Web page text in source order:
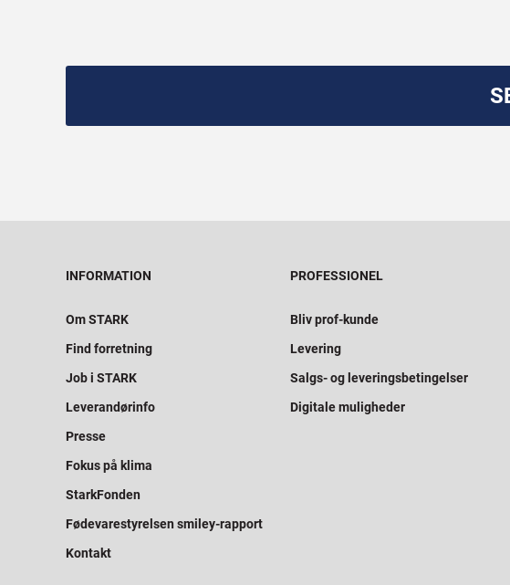
INFORMATION
Om STARK
Find forretning
Job i STARK
Leverandørinfo
Presse
Fokus på klima
StarkFonden
Fødevarestyrelsen smiley-rapport
Kontakt
PROFESSIONEL
Bliv prof-kunde
Levering
Salgs- og leveringsbetingelser
Digitale muligheder